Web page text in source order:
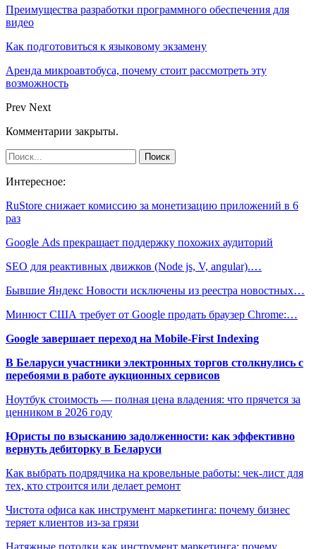
Преимущества разработки программного обеспечения для
видео
Как подготовиться к языковому экзамену
Аренда микроавтобуса, почему стоит рассмотреть эту
возможность
Prev Next
Комментарии закрыты.
Интересное:
RuStore снижает комиссию за монетизацию приложений в 6
раз
Google Ads прекращает поддержку похожих аудиторий
SEO для реактивных движков (Node js, V, angular).…
Бывшие Яндекс Новости исключены из реестра новостных…
Минюст США требует от Google продать браузер Chrome:…
Google завершает переход на Mobile-First Indexing
В Беларуси участники электронных торгов столкнулись с
перебоями в работе аукционных сервисов
Ноутбук стоимость — полная цена владения: что прячется за
ценником в 2026 году
Юристы по взысканию задолженности: как эффективно
вернуть дебиторку в Беларуси
Как выбрать подрядчика на кровельные работы: чек-лист для
тех, кто строится или делает ремонт
Чистота офиса как инструмент маркетинга: почему бизнес
теряет клиентов из-за грязи
Натяжные потолки как инструмент маркетинга: почему